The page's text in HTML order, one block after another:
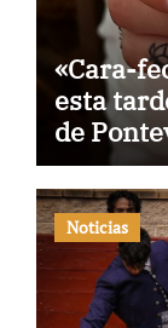
«Cara-
esta
de
Noticias